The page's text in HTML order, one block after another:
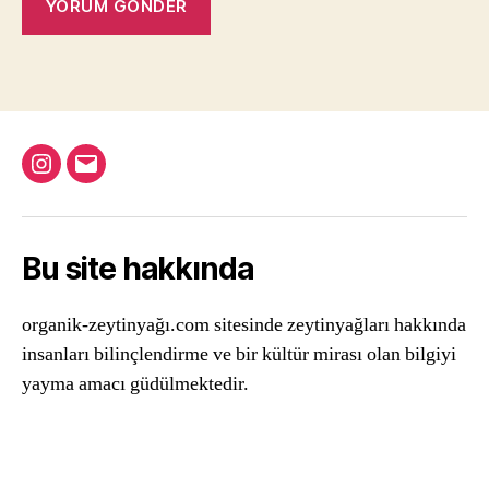
Instagram
Email
Bu site hakkında
organik-zeytinyağı.com sitesinde zeytinyağları hakkında
insanları bilinçlendirme ve bir kültür mirası olan bilgiyi
yayma amacı güdülmektedir.